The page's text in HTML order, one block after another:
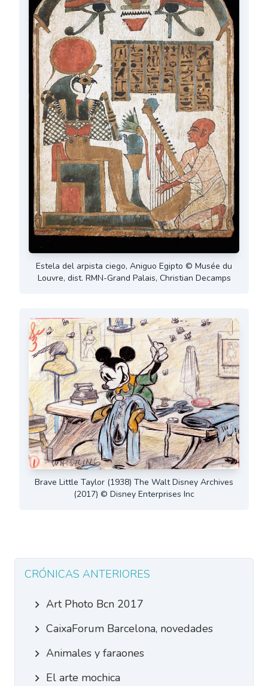
Estela del arpista ciego, Aniguo Egipto © Musée du
Louvre, dist. RMN-Grand Palais, Christian Decamps
Brave Little Taylor (1938) The Walt Disney Archives
(2017) © Disney Enterprises Inc
CRÓNICAS ANTERIORES
Art Photo Bcn 2017
CaixaForum Barcelona, novedades
Animales y faraones
El arte mochica